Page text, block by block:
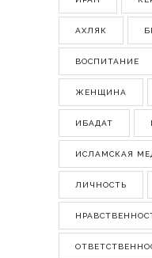
АХЛЯК
ВОСПИТАНИЕ
ЖЕНЩИНА
ИБАДАТ
ИСЛАМСКАЯ
ЛИЧНОСТЬ